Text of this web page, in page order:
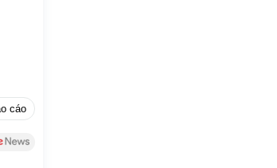
cáo